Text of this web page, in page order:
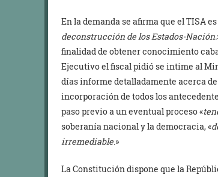
En la demanda se afirma que el TISA es
deconstrucción de los Estados-Nación.
finalidad de obtener conocimiento
Ejecutivo el fiscal pidió se intime al
días informe detalladamente acerca
incorporación de todos los
paso previo a un eventual proceso «
soberanía nacional y la democracia, «
irremediable .»
La Constitución dispone que la